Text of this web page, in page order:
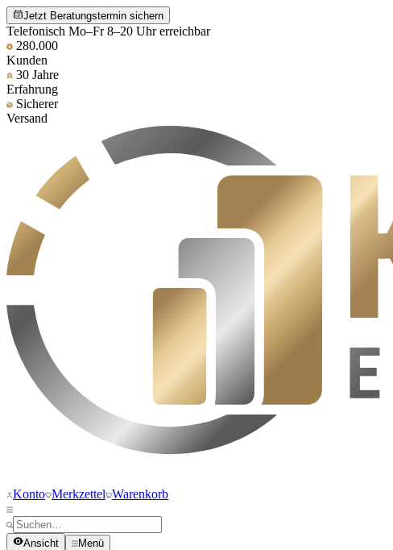
Jetzt Beratungstermin sichern
Telefonisch Mo–Fr 8–20 Uhr erreichbar
280.000
Kunden
30 Jahre
Erfahrung
Sicherer
Versand
Konto Merkzettel Warenkorb
Ansicht Menü